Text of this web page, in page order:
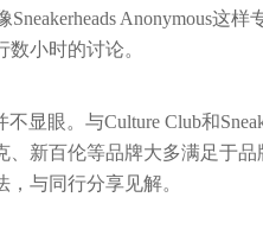
Anonymous这
小时的讨论。
显眼。与Culture Club和
、新百伦等品牌大多满足于
与同行分享见解。